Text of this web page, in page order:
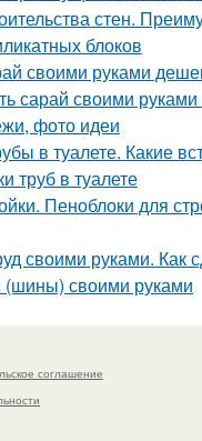
стен.
блоков
своими руками
сарай своими
фото идеи
в туалете. Какие
труб в туалете
Пеноблоки для
своими руками. Как
(шины) своими руками
соглашение